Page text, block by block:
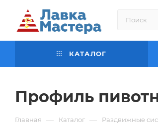
КАТАЛОГ
Профиль
Главная — Каталог — Раздвижные